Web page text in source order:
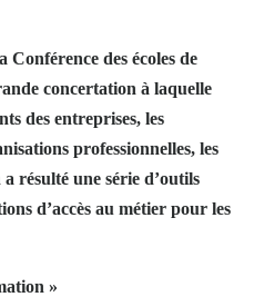
des écoles de
concertation à laquelle
des entreprises, les
professionnelles, les
résulté une série d’outils
d’accès au métier pour les
»